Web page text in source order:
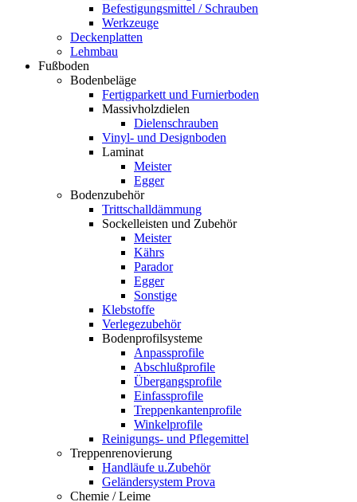
Befestigungsmittel / Schrauben
Werkzeuge
Deckenplatten
Lehmbau
Fußboden
Bodenbeläge
Fertigparkett und Furnierboden
Massivholzdielen
Dielenschrauben
Vinyl- und Designboden
Laminat
Meister
Egger
Bodenzubehör
Trittschalldämmung
Sockelleisten und Zubehör
Meister
Kährs
Parador
Egger
Sonstige
Klebstoffe
Verlegezubehör
Bodenprofilsysteme
Anpassprofile
Abschlußprofile
Übergangsprofile
Einfassprofile
Treppenkantenprofile
Winkelprofile
Reinigungs- und Pflegemittel
Treppenrenovierung
Handläufe u.Zubehör
Geländersystem Prova
Chemie / Leime